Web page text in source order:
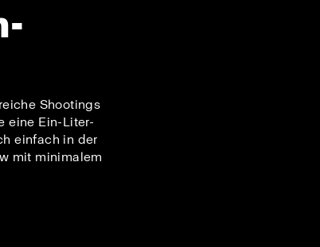
Shootings
eine Ein-Liter-
einfach in der
mit minimalem